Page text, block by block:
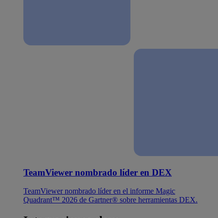
TeamViewer nombrado líder en DEX
TeamViewer nombrado líder en el informe Magic
Quadrant™ 2026 de Gartner® sobre herramientas DEX.